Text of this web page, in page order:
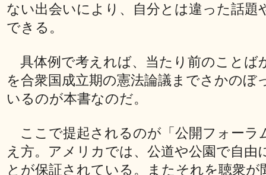
ない出会いにより、自分とは違った話題
できる。
具体例で考えれば、当たり前のことば
を合衆国成立期の憲法論議までさかのぼ
いるのが本書なのだ。
ここで提起されるのが「公開フォーラ
え方。アメリカでは、公道や公園で自由
とが保証されている。またそれを聴衆が